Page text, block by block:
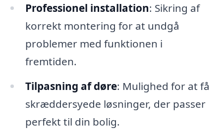
Professionel installation: Sikring af
korrekt montering for at undgå
problemer med funktionen i
fremtiden.
Tilpasning af døre: Mulighed for at få
skræddersyede løsninger, der passer
perfekt til din bolig.